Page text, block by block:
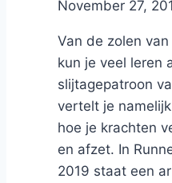
ByNicole
November 27,
Van de zolen
kun je veel leren
slijtagepatroon
vertelt je
hoe je krachten
en afzet. In
2019 staat een